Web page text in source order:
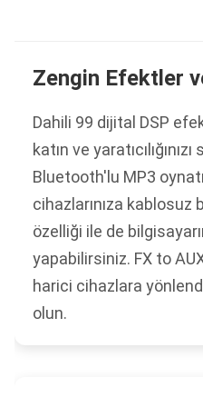
Zengin Efektler
Dahili 99 dijital DSP
katın ve
Bluetooth'lu MP3
cihazlarınıza kablosuz
özelliği ile de
yapabilirsiniz. FX to
harici cihazlara
olun.